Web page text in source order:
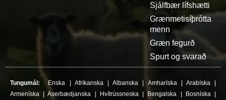
Sjálfbær lífshætti
Grænmetisíþrótta
menn
Græn fegurð
Spurt og svarað
Tungumál: Enska | Afríkanska |Albanska | Amharíska | Arabíska |
Armeníska |Aserbædjanska | Hvítrússneska | Bengalska | Bosníska |